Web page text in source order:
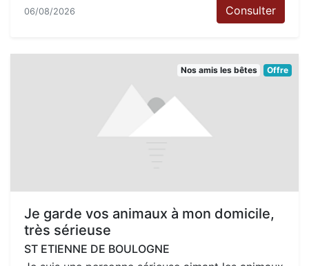
06/08/2026 Consulter
Nos amis les bêtes Offre
Je garde vos animaux à mon domicile,
très sérieuse
ST ETIENNE DE BOULOGNE